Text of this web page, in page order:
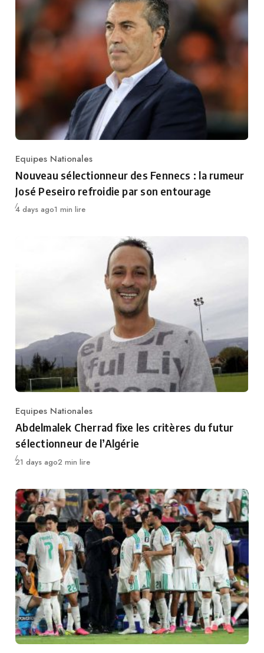
Category
Equipes Nationales
Nouveau sélectionneur des Fennecs : la rumeur
José Peseiro refroidie par son entourage
Publié
4 days ago1 min lire
Category
Equipes Nationales
Abdelmalek Cherrad fixe les critères du futur
sélectionneur de l’Algérie
Publié
21 days ago2 min lire